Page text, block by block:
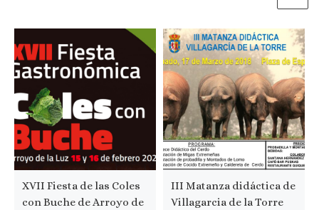
XVII Fiesta de las Coles
con Buche de Arroyo de
III Matanza didáctica de
Villagarcia de la Torre